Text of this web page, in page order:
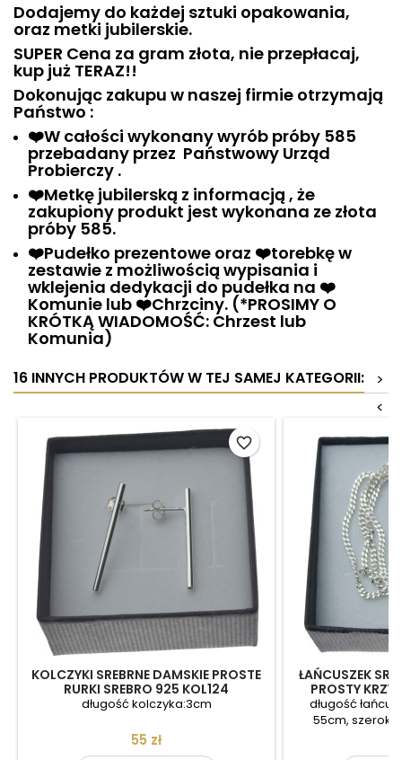
Dodajemy do każdej sztuki opakowania,
oraz metki jubilerskie.
SUPER Cena za gram złota, nie przepłacaj,
kup już TERAZ!!
Dokonując zakupu w naszej firmie otrzymają
Państwo :
❤️W całości wykonany wyrób próby 585
przebadany przez Państwowy Urząd
Probierczy .
❤️Metkę jubilerską z informacją , że
zakupiony produkt jest wykonana ze złota
próby 585.
❤️Pudełko prezentowe oraz ❤️torebkęw
zestawie z możliwością wypisania i
wklejenia dedykacji do pudełka na ❤️
Komunie lub ❤️Chrzciny. (*PROSIMY O
KRÓTKĄ WIADOMOŚĆ: Chrzest lub
Komunia)
16 INNYCH PRODUKTÓW W TEJ SAMEJ KATEGORII:
>
<
KOLCZYKI SREBRNE DAMSKIE PROSTE
RURKI SREBRO 925 KOL124
długość kolczyka:3cm
Cena
55 zł
favorite_border
ŁAŃCUSZEK
PROSTY
długość
55cm,